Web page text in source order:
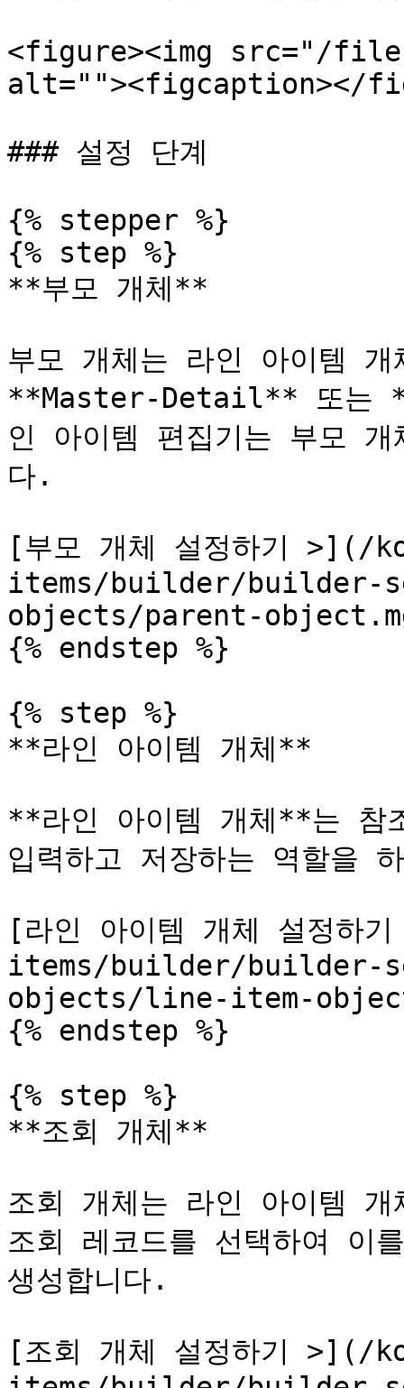
<figure><img src="/files/
alt=""><figcaption></
### 설정 단계
{% stepper %}
{% step %}
**부모 개체**
부모 개체는 라인 아이템
**Master-Detail** 또는
인 아이템 편집기는 부모 개
다.
[부모 개체 설정하기
items/builder/builder-
objects/parent-
{% endstep %}
{% step %}
**라인 아이템 개체**
**라인 아이템 개체**는 참
입력하고 저장하는 역할을
[라인 아이템 개체 설정
items/builder/builder-
objects/line-item-
{% endstep %}
{% step %}
**조회 개체**
조회 개체는 라인 아이템
조회 레코드를 선택하여 이
생성합니다.
[조회 개체 설정하기